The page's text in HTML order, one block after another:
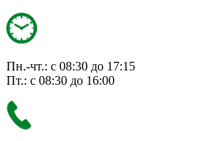
Пн.-чт.: с 08:30 до 17:15
Пт.: с 08:30 до 16:00